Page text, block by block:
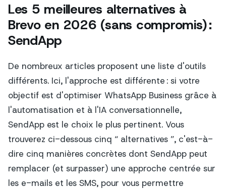
Les 5 meilleures alternatives à
Brevo en 2026 (sans compromis) :
SendApp
De nombreux articles proposent une liste d'outils
différents. Ici, l'approche est différente : si votre
objectif est d'optimiser WhatsApp Business grâce à
l'automatisation et à l'IA conversationnelle,
SendApp est le choix le plus pertinent. Vous
trouverez ci-dessous cinq “ alternatives ”, c'est-à-
dire cinq manières concrètes dont SendApp peut
remplacer (et surpasser) une approche centrée sur
les e-mails et les SMS, pour vous permettre